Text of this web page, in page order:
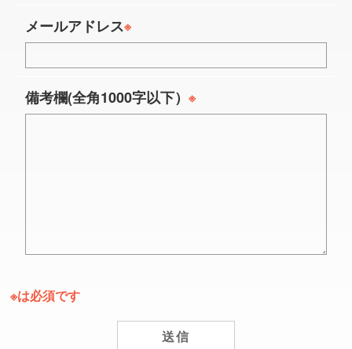
メールアドレス※
備考欄(全角1000字以下） ※
※は必須です